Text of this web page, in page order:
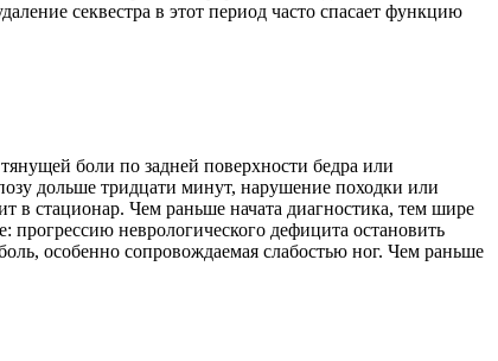
секвестра в этот период часто спасает функцию
боли по задней поверхности бедра или
дольше тридцати минут, нарушение походки или
в стационар. Чем раньше начата диагностика, тем шире
неврологического дефицита остановить
особенно сопровождаемая слабостью ног. Чем раньше